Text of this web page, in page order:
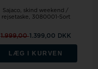
Sajaco, skind weekend /
rejsetaske, 3080001-Sort
1.999,001.399,00 DKK
LÆG I KURVEN